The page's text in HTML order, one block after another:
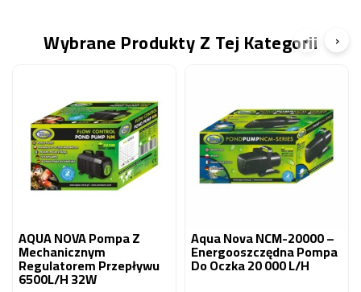
Wybrane Produkty Z Tej Kategorii
AQUA NOVA Pompa Z
Mechanicznym
Regulatorem Przepływu
6500L/H 32W
Aqua Nova NCM-20000 –
Energooszczędna Pompa
Do Oczka 20 000 L/h
‹ ›